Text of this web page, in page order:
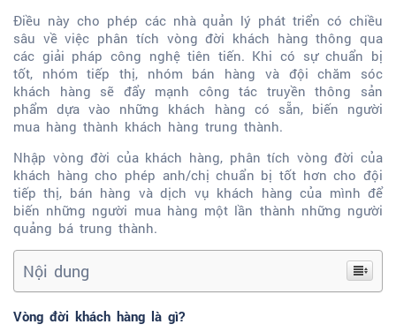
Điều này cho phép các nhà quản lý phát triển có chiều
sâu về việc phân tích vòng đời khách hàng thông qua
các giải pháp công nghệ tiên tiến. Khi có sự chuẩn bị
tốt, nhóm tiếp thị, nhóm bán hàng và đội chăm sóc
khách hàng sẽ đẩy mạnh công tác truyền thông sản
phẩm dựa vào những khách hàng có sẵn, biến người
mua hàng thành khách hàng trung thành.
Nhập vòng đời của khách hàng, phân tích vòng đời của
khách hàng cho phép anh/chị chuẩn bị tốt hơn cho đội
tiếp thị, bán hàng và dịch vụ khách hàng của mình để
biến những người mua hàng một lần thành những người
quảng bá trung thành.
Nội dung
Vòng đời khách hàng là gì?